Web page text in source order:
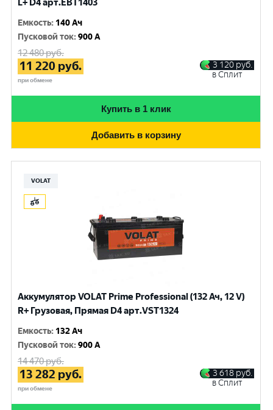
L+ D4 арт.EBT1403
Емкость: 140 Ач
Пусковой ток:900 A
12 480руб.
11 220 руб.
при обмене
3 120 руб.
в Сплит
Купить в 1 клик
Добавить в корзину
VOLAT
Аккумулятор VOLAT Prime Professional (132 Ач, 12 V)
R+ Грузовая, Прямая D4 арт.VST1324
Емкость: 132 Ач
Пусковой ток:900 A
14 470руб.
13 282 руб.
при обмене
3 618 руб.
в Сплит